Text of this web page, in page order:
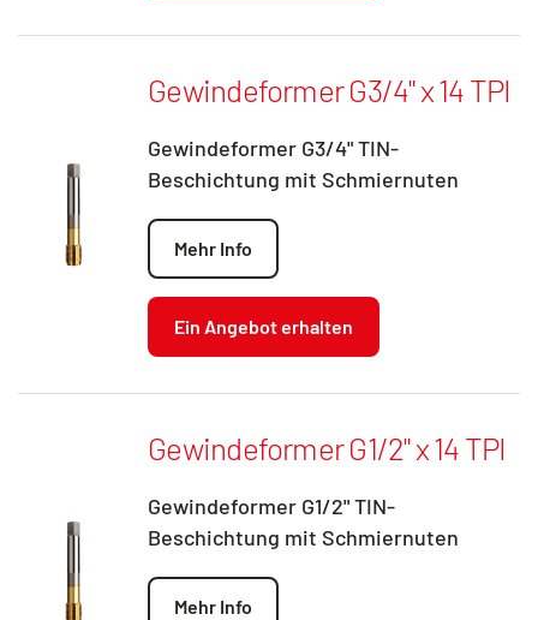
Gewindeformer G3/4" x 14 TPI
Gewindeformer G3/4" TIN-
Beschichtung mit Schmiernuten
Mehr Info
Ein Angebot erhalten
Gewindeformer G1/2" x 14 TPI
Gewindeformer G1/2" TIN-
Beschichtung mit Schmiernuten
Mehr Info